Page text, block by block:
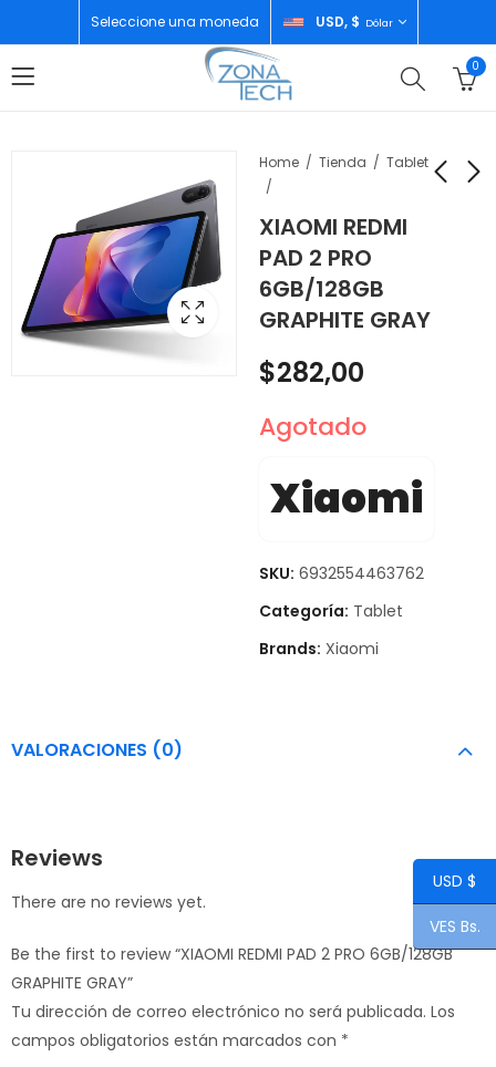
Seleccione una moneda USD, $ Dólar
0
Home Tienda Tablet
XIAOMI REDMI
PAD 2 PRO
6GB/128GB
GRAPHITE GRAY
8GB/256GB BLACK
$204,00
8GB/128GB GRAY
$358,00
$282,00
Agotado
Xiaomi
SKU: 6932554463762
Categoría: Tablet
Brands: Xiaomi
VALORACIONES (0)
Reviews
There are no reviews yet.
Be the first to review “XIAOMI REDMI PAD 2 PRO 6GB/128GB
GRAPHITE GRAY”
Tu dirección de correo electrónico no será publicada. Los
campos obligatorios están marcados con *
USD $
VES Bs.